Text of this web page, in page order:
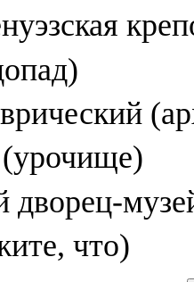
дворец-
что)